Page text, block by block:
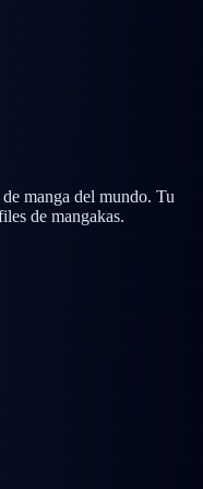
manga del mundo. Tu
de mangakas.